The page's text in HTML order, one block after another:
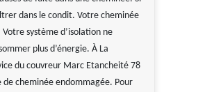
dans le condit. Votre cheminée
système d’isolation ne
plus d’énergie. À La
du couvreur Marc Etancheité 78
cheminée endommagée. Pour